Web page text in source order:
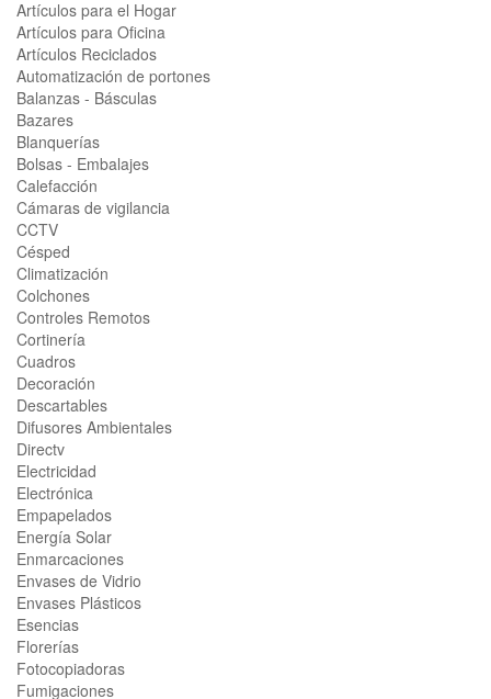
Artículos para el Hogar
Artículos para Oficina
Artículos Reciclados
Automatización de portones
Balanzas - Básculas
Bazares
Blanquerías
Bolsas - Embalajes
Calefacción
Cámaras de vigilancia
CCTV
Césped
Climatización
Colchones
Controles Remotos
Cortinería
Cuadros
Decoración
Descartables
Difusores Ambientales
Directv
Electricidad
Electrónica
Empapelados
Energía Solar
Enmarcaciones
Envases de Vidrio
Envases Plásticos
Esencias
Florerías
Fotocopiadoras
Fumigaciones